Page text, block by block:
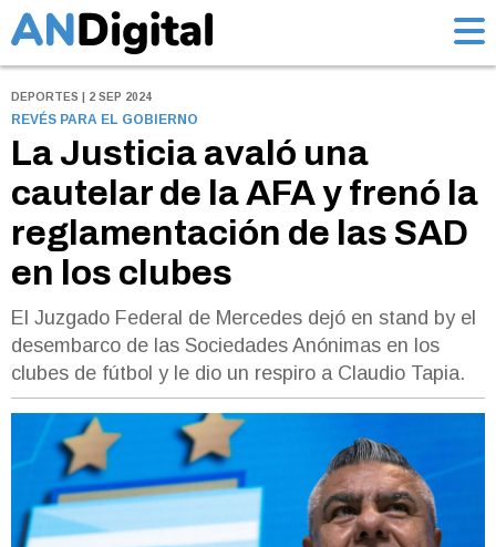
DEPORTES | 2 SEP 2024
REVÉS PARA EL GOBIERNO
La Justicia avaló una
cautelar de la AFA y frenó la
reglamentación de las SAD
en los clubes
El Juzgado Federal de Mercedes dejó en stand by el
desembarco de las Sociedades Anónimas en los
clubes de fútbol y le dio un respiro a Claudio Tapia.